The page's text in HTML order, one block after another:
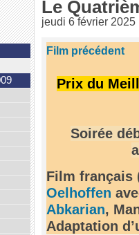
Le
jeudi 6 février 2025
Film précédent
Prix du
Soirée
Film français
Oelhoffen
Abkarian,
Adaptation